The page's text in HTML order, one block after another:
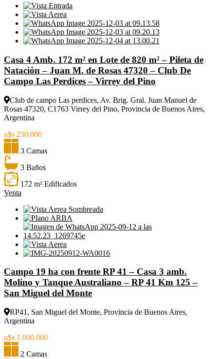
Casa 4 Amb. 172 m² en Lote de 820 m² – Pileta de
Natación – Juan M. de Rosas 47320 – Club De
Campo Las Perdices – Virrey del Pino
Club de campo Las perdices, Av. Brig. Gral. Juan Manuel de
Rosas 47320, C1763 Virrey del Pino, Provincia de Buenos Aires,
Argentina
u$s 230.000
3 Camas
3 Baños
172 m² Edificados
Venta
Campo 19 ha con frente RP 41 – Casa 3 amb.
Molino y Tanque Australiano – RP 41 Km 125 –
San Miguel del Monte
RP41, San Miguel del Monte, Provincia de Buenos Aires,
Argentina
u$s 1.000.000
2 Camas